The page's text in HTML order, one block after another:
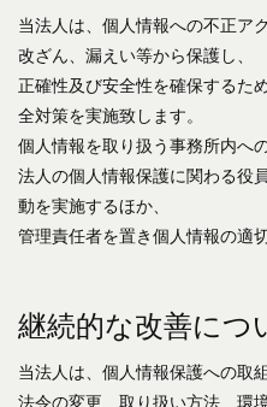
当法人は、個人情報への不正ア
改ざん、漏えい等から保護し、
正確性及び安全性を確保するた
全対策を実施致します。
個人情報を取り扱う事務所内へ
法人の個人情報保護に関わる役
動を実施するほか、
管理責任者を置き個人情報の適
継続的な改善につ
当法人は、個人情報保護への取
法令の変更、取り扱い方法、環